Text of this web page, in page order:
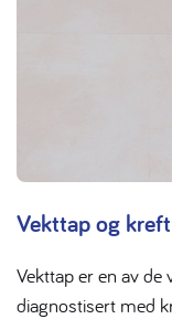
Vekttap og kreft
Vekttap er en av
diagnostisert med